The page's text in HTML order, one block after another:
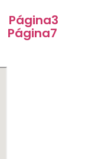
Página3
Página7